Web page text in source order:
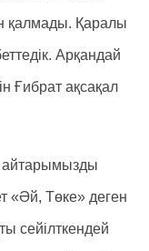
қалмады. Қаралы
Арқандай
Ғибрат ақсақал
айтарымызды
«Әй, Төке» деген
сейілткендей